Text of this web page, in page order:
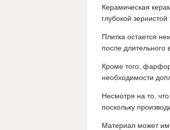
Керамическая
глубокой
Плитка остается
после длительного
Кроме того,
необходимости
Несмотря на то,
поскольку
Материал может